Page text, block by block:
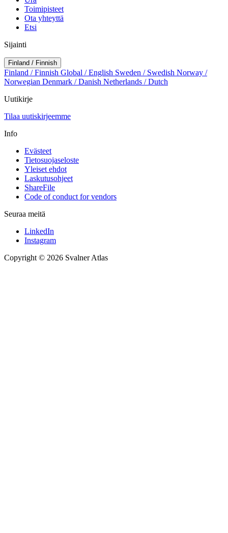
Toimipisteet
Ota yhteyttä
Etsi
Sijainti
Finland / Finnish
Finland / Finnish Global / English Sweden / Swedish Norway /
Norwegian Denmark / Danish Netherlands / Dutch
Uutikirje
Tilaa uutiskirjeemme
Info
Evästeet
Tietosuojaseloste
Yleiset ehdot
Laskutusohjeet
ShareFile
Code of conduct for vendors
Seuraa meitä
LinkedIn
Instagram
Copyright © 2026 Svalner Atlas